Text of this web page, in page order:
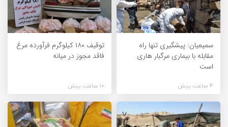
سمیعیان: پیشگیری تنها راه
مقابله با بیماری مرگبار هاری
است
4 ساعت پیش
توقیف ۱۸۰ کیلوگرم فرآورده مرغ
فاقد مجوز در میانه
10 ساعت پیش